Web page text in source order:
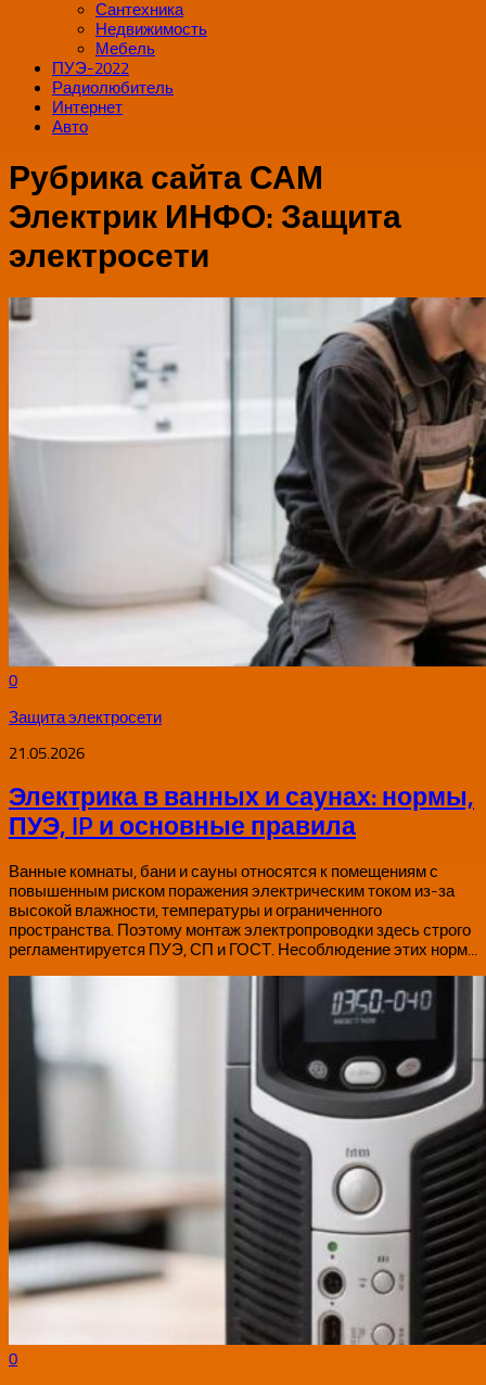
Сантехника
Недвижимость
Мебель
ПУЭ-2022
Радиолюбитель
Интернет
Авто
Рубрика сайта САМ
Электрик ИНФО: Защита
электросети
0
Защита электросети
21.05.2026
Электрика в ванных и саунах: нормы,
ПУЭ, IP и основные правила
Ванные комнаты, бани и сауны относятся к помещениям с
повышенным риском поражения электрическим током из-за
высокой влажности, температуры и ограниченного
пространства. Поэтому монтаж электропроводки здесь строго
регламентируется ПУЭ, СП и ГОСТ. Несоблюдение этих норм...
0